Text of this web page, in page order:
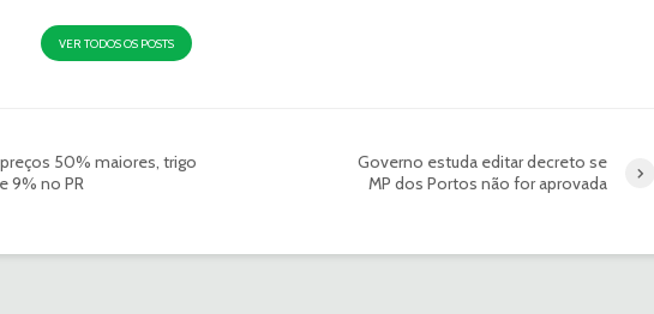
VER TODOS OS POSTS
50% maiores, trigo
9% no PR
Governo estuda editar decreto se
MP dos Portos não for aprovada